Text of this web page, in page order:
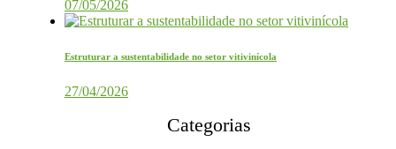
07/05/2026
Estruturar a sustentabilidade no setor vitivinícola
27/04/2026
Categorias